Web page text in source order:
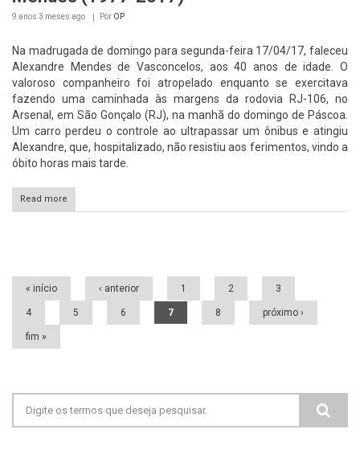
9 anos 3 meses ago Por OP
Na madrugada de domingo para segunda-feira 17/04/17, faleceu
Alexandre Mendes de Vasconcelos, aos 40 anos de idade. O
valoroso companheiro foi atropelado enquanto se exercitava
fazendo uma caminhada às margens da rodovia RJ-106, no
Arsenal, em São Gonçalo (RJ), na manhã do domingo de Páscoa.
Um carro perdeu o controle ao ultrapassar um ônibus e atingiu
Alexandre, que, hospitalizado, não resistiu aos ferimentos, vindo a
óbito horas mais tarde.
Read more
Páginas
« início ‹ anterior 1 2 3
4 5 6 7 8 próximo ›
fim »
Formulário de busca